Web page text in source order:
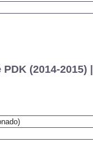
PDK (2014-2015) |